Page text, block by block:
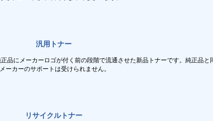
汎用トナー
品にメーカーロゴが付く前の段階で流通させた新品トナーです。純正品と
ーカーのサポートは受けられません。
リサイクルトナー